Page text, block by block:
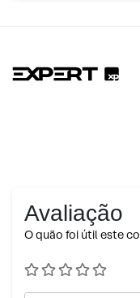
Avaliação
O quão foi útil este